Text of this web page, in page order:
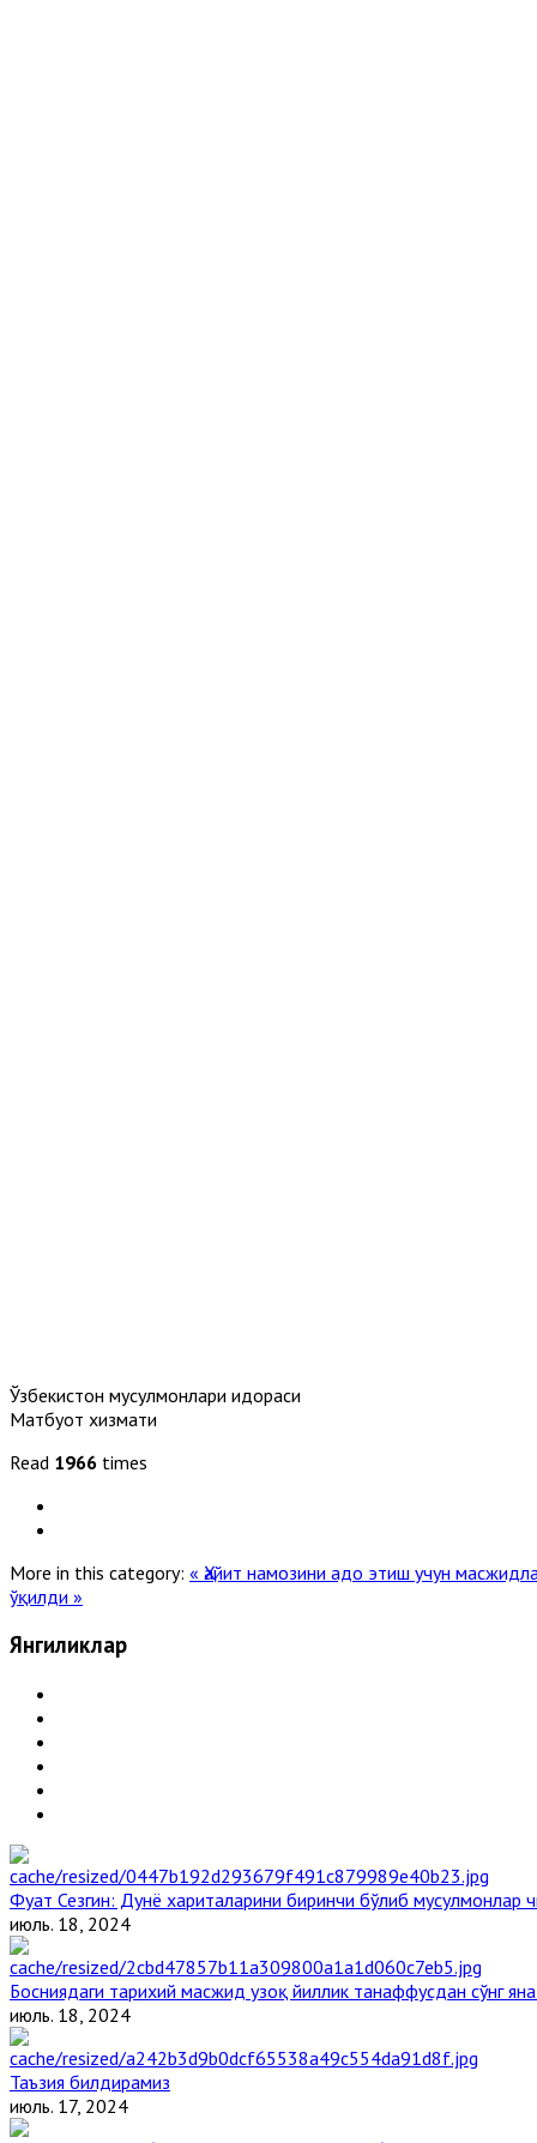
Ўзбекистон мусулмонлари идораси
Матбуот хизмати
Read 1966 times
More in this category: « Ҳайит намозини адо этиш учун
ўқилди »
Янгиликлар
Фуат Сезгин: Дунё хариталарини биринчи бўлиб мусулмонлар
июль. 18, 2024
Босниядаги тарихий масжид узоқ йиллик танаффусдан сўнг
июль. 18, 2024
Таъзия билдирамиз
июль. 17, 2024